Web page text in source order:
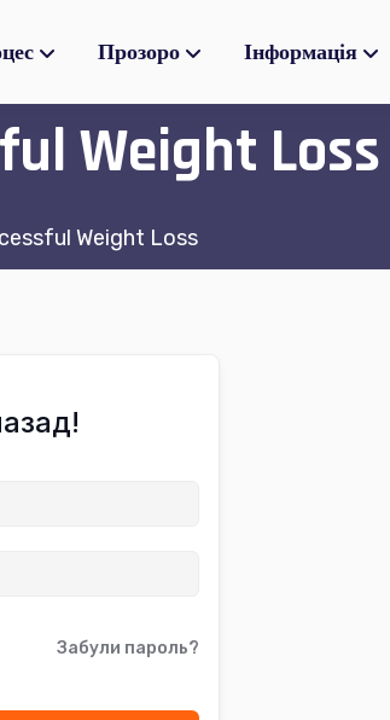
Прозоро Інформація
Weight Loss
Weight Loss
Забули пароль?